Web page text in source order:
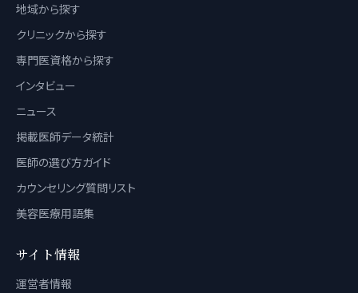
地域から探す
クリニックから探す
専門医資格から探す
インタビュー
ニュース
掲載医師データ統計
医師の選び方ガイド
カウンセリング質問リスト
美容医療用語集
サイト情報
運営者情報